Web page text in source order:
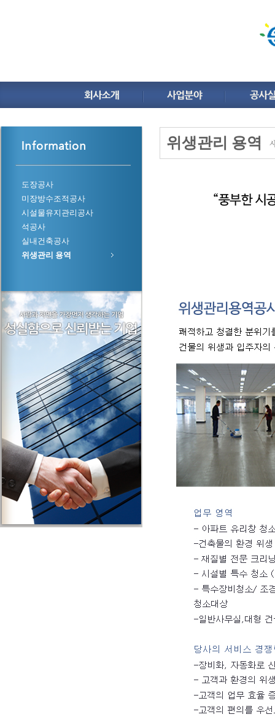
Information
도장공사
미장방수조적공사
시설물유지관리공사
석공사
실내건축공사
위생관리 용역
위생관리 용역